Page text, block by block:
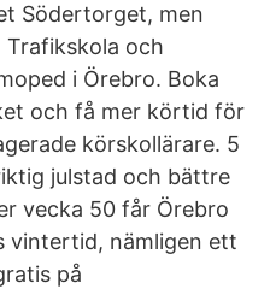
Södertorget, men
och
i Örebro. Boka
och få mer körtid för
körskollärare. 5
julstad och bättre
vecka 50 får Örebro
vintertid, nämligen ett
på